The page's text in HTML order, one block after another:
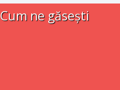
Cum ne găsești